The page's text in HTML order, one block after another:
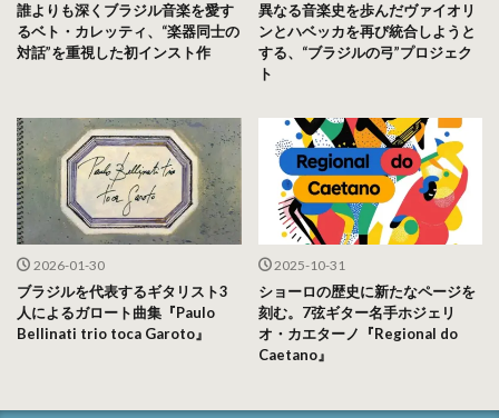
誰よりも深くブラジル音楽を愛す
るベト・カレッティ、“楽器同士の
対話”を重視した初インスト作
異なる音楽史を歩んだヴァイオリ
ンとハベッカを再び統合しようと
する、“ブラジルの弓”プロジェク
ト
2026-01-30
ブラジルを代表するギタリスト3
人によるガロート曲集『Paulo
Bellinati trio toca Garoto』
2025-10-31
ショーロの歴史に新たなページを
刻む。7弦ギター名手ホジェリ
オ・カエターノ『Regional do
Caetano』